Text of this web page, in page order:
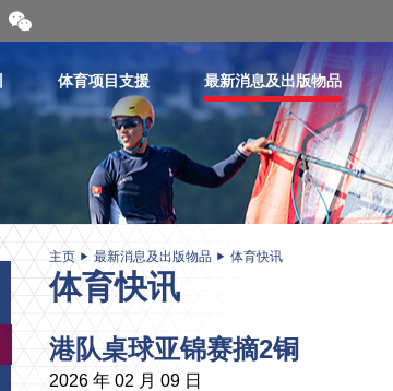
开
合
维
体育项目支援 最新消息及出版物品
主页 最新消息及出版物品 体育快讯
体育快讯
港队桌球亚锦赛摘2铜
2026 年 02 月 09 日